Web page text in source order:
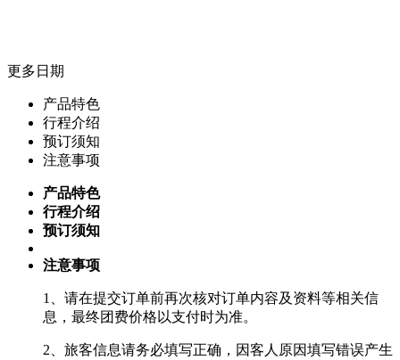
更多日期
产品特色
行程介绍
预订须知
注意事项
产品特色
行程介绍
预订须知
注意事项
1、请在提交订单前再次核对订单内容及资料等相关信
息，最终团费价格以支付时为准。
2、旅客信息请务必填写正确，因客人原因填写错误产生